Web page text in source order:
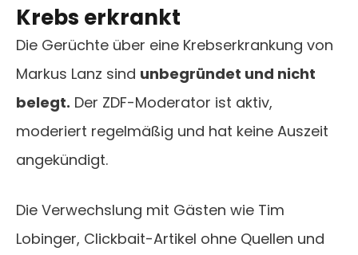
Krebs erkrankt
Die Gerüchte über eine Krebserkrankung von
Markus Lanz sind unbegründet und nicht
belegt. Der ZDF-Moderator ist aktiv,
moderiert regelmäßig und hat keine Auszeit
angekündigt.
Die Verwechslung mit Gästen wie Tim
Lobinger, Clickbait-Artikel ohne Quellen und